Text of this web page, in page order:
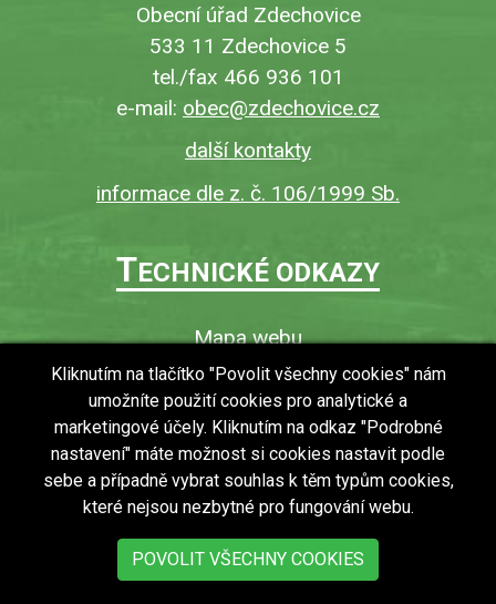
Obecní úřad Zdechovice
533 11 Zdechovice 5
tel./fax 466 936 101
e-mail: obec@zdechovice.cz
další kontakty
informace dle z. č. 106/1999 Sb.
TECHNICKÉ ODKAZY
Mapa webu
O webu
Povinně zveřejňované informace
Ochrana osobních údajů (GDPR)
Vyhledávání
RSS
Bezbariérový přístup v obci
Kliknutím na tlačítko "Povolit všechny cookies" nám
umožníte použití cookies pro analytické a
marketingové účely. Kliknutím na odkaz "Podrobné
nastavení" máte možnost si cookies nastavit podle
sebe a případně vybrat souhlas k těm typům cookies,
které nejsou nezbytné pro fungování webu.
POVOLIT VŠECHNY COOKIES